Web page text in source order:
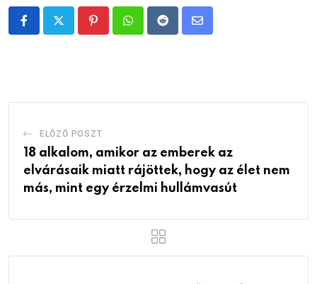
PinterestWhatsappRedditShare
ELŐZŐ POSZT
18 alkalom, amikor az emberek az
elvárásaik miatt rájöttek, hogy az élet nem
más, mint egy érzelmi hullámvasút